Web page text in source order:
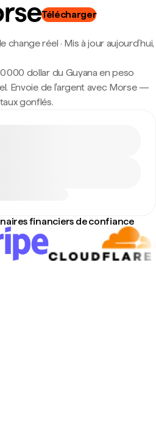
Télécharger
change réel · Mis à jour aujourd’hui,
000 dollar du Guyana en peso
Envoie de l'argent avec Morse —
gonflés.
financiers de confiance